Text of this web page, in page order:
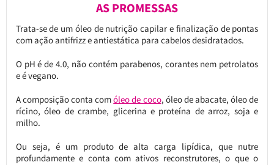
AS PROMESSAS
Trata-se de um óleo de nutrição capilar e finalização de pontas
com ação antifrizz e antiestática para cabelos desidratados.
O pH é de 4.0, não contém parabenos, corantes nem petrolatos
e é vegano.
A composição conta comóleo de coco, óleo de abacate, óleo de
rícino, óleo de crambe, glicerina e proteína de arroz, soja e
milho.
Ou seja, é um produto de alta carga lipídica, que nutre
profundamente e conta com ativos reconstrutores, o que o